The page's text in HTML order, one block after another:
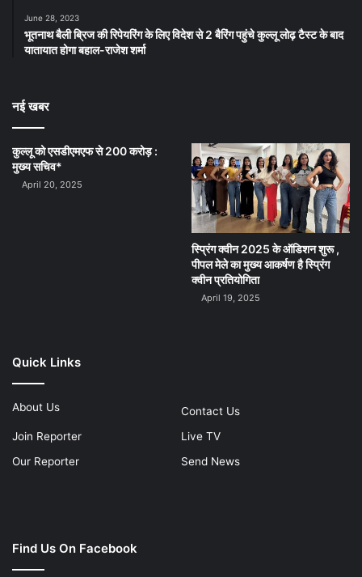
June 28, 2023
भूतनाथ बैली ब्रिज की रिपेयरिंग के लिए विदेश से 2 बैरिंग पहुंचे कुल्लू लोढ़ टैस्ट के बाद
यातायात होगा बहाल-राजेश शर्मा
नई खबर
कुल्लू को एसडीएमएफ से 200 करोड़ :
मुख्य सचिव*
April 20, 2025
स्प्रिंग क्वीन 2025 के ऑडिशन शुरू ,
पीपल मेले का मुख्य आकर्षण है स्प्रिंग
क्वीन प्रतियोगिता
April 19, 2025
Quick Links
About Us
Contact Us
Join Reporter
Live TV
Our Reporter
Send News
Find Us On Facebook